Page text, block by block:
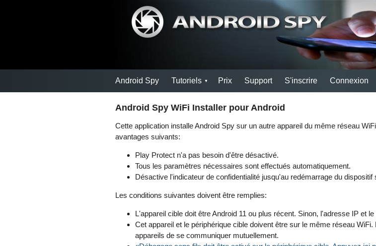
Android Spy Tutoriels Prix Support S'inscrire Connexion
Android Spy WiFi Installer pour Android
Cette application installe Android Spy sur un autre appareil du même réseau
avantages suivants:
Play Protect n'a pas besoin d'être désactivé.
Tous les paramètres nécessaires sont effectués automatiquement.
Désactive l'indicateur de confidentialité jusqu'au redémarrage du dispositif
Les conditions suivantes doivent être remplies:
L'appareil cible doit être Android 11 ou plus récent. Sinon, l'adresse IP et
Cet appareil et le périphérique cible doivent être sur le même réseau
appareils de se communiquer mutuellement.